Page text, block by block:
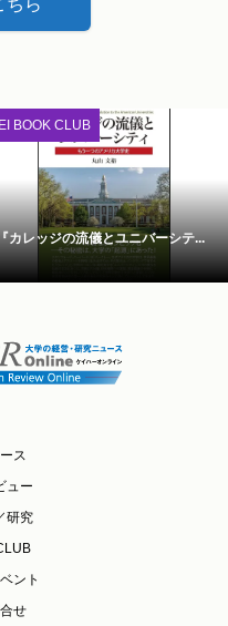
ちら
BOOK CLUB
『カレッジの流儀とユニバーシテ...
ス
ュー
研究
ント
せ